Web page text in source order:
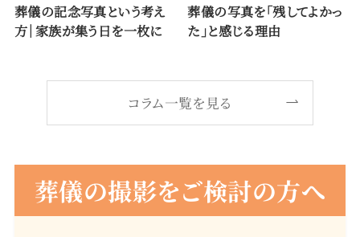
葬儀の記念写真という考え
方｜家族が集う日を一枚に
葬儀の写真を「残してよかっ
た」と感じる理由
コラム一覧を見る
葬儀の撮影をご検討の方へ